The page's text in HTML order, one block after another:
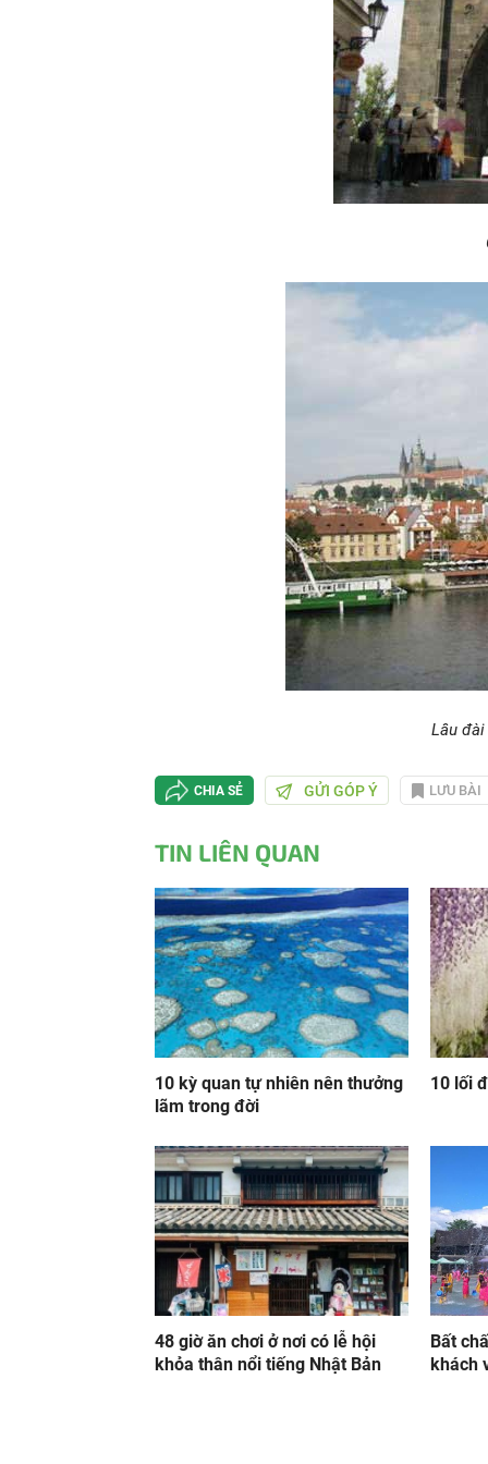
Lâu
CHIA SẺ GỬI GÓP Ý LƯU BÀI
TIN LIÊN QUAN
10 kỳ quan tự nhiên nên thưởng
lãm trong đời
10 lối
48 giờ ăn chơi ở nơi có lễ hội
khỏa thân nổi tiếng Nhật Bản
Bất
khách